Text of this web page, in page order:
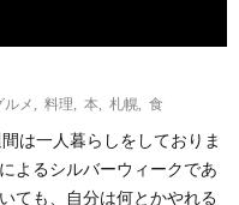
ルメ 料理 本 札幌 食
は一人暮らしをしておりま
よるシルバーウィークであ
ても、自分は何とかやれる